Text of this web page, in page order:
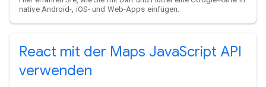
native Android-, iOS- und Web-Apps einfügen.
React mit der Maps JavaScript API
verwenden